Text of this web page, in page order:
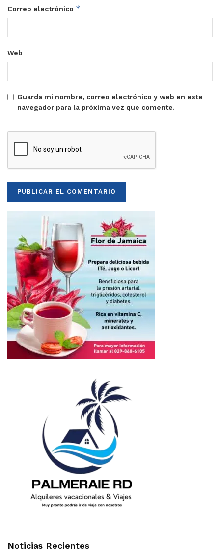
Correo electrónico *
Web
Guarda mi nombre, correo electrónico y web en este
navegador para la próxima vez que comente.
Noticias Recientes